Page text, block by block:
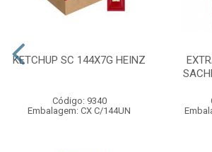
KETCHUP SC 144X7G HEINZ
Código: 9340
Embalagem: CX C/144UN